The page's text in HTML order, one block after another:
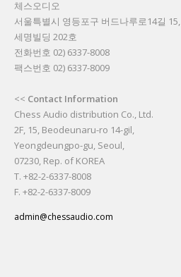
체스오디오
서울특별시 영등포구 버드나루로14길 15,
세명빌딩 202호
전화번호 02) 6337-8008
팩스번호 02) 6337-8009
<< Contact Information
Chess Audio distribution Co., Ltd.
2F, 15, Beodeunaru-ro 14-gil,
Yeongdeungpo-gu, Seoul,
07230, Rep. of KOREA
T. +82-2-6337-8008
F. +82-2-6337-8009
admin@chessaudio.com